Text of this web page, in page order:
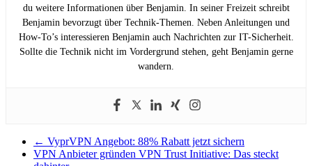
du weitere Informationen über Benjamin. In seiner Freizeit schreibt
Benjamin bevorzugt über Technik-Themen. Neben Anleitungen und
How-To’s interessieren Benjamin auch Nachrichten zur IT-Sicherheit.
Sollte die Technik nicht im Vordergrund stehen, geht Benjamin gerne
wandern.
← VyprVPN Angebot: 88% Rabatt jetzt sichern
VPN Anbieter gründen VPN Trust Initiative: Das steckt